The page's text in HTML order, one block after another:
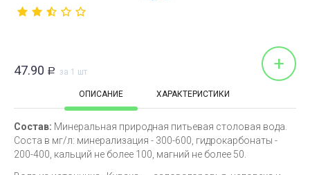
47.90 Р за 1 шт +
ОПИСАНИЕ ХАРАКТЕРИСТИКИ
Состав: Минеральная природная питьевая столовая вода.
Соста в мг/л: минерализация - 300-600, гидрокарбонаты -
200-400, кальций не более 100, магний не более 50.